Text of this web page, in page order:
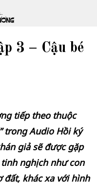
3 – Cậu bé
tiếp theo thuộc
trong Audio Hồi ký
giả sẽ được gặp
nghịch như con
đất, khác xa với hình